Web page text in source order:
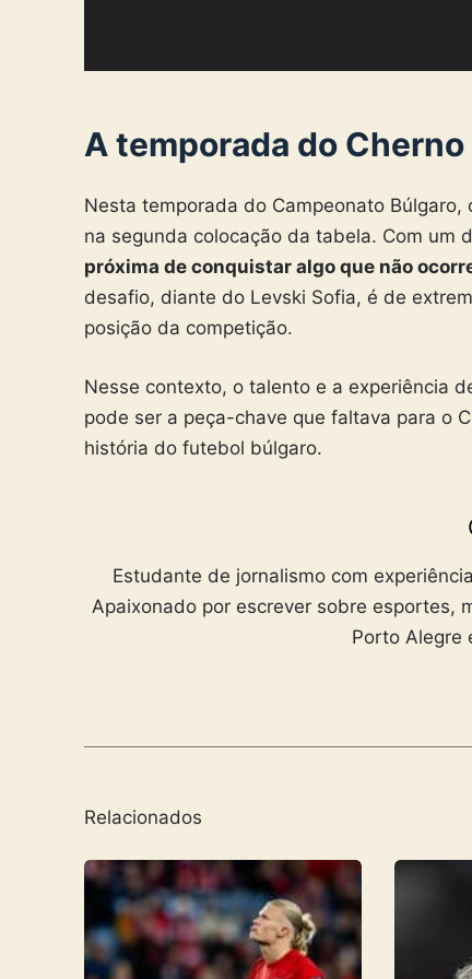
A temporada do Cherno
Nesta temporada do Campeonato
na segunda colocação da tabela. Com um
próxima de conquistar algo que não
desafio, diante do Levski Sofia, é de
posição da competição.
Nesse contexto, o talento e a experiência
pode ser a peça-chave que faltava para o
história do futebol búlgaro.
Estudante de jornalismo com
Apaixonado por escrever sobre esportes,
Porto Alegre
Relacionados